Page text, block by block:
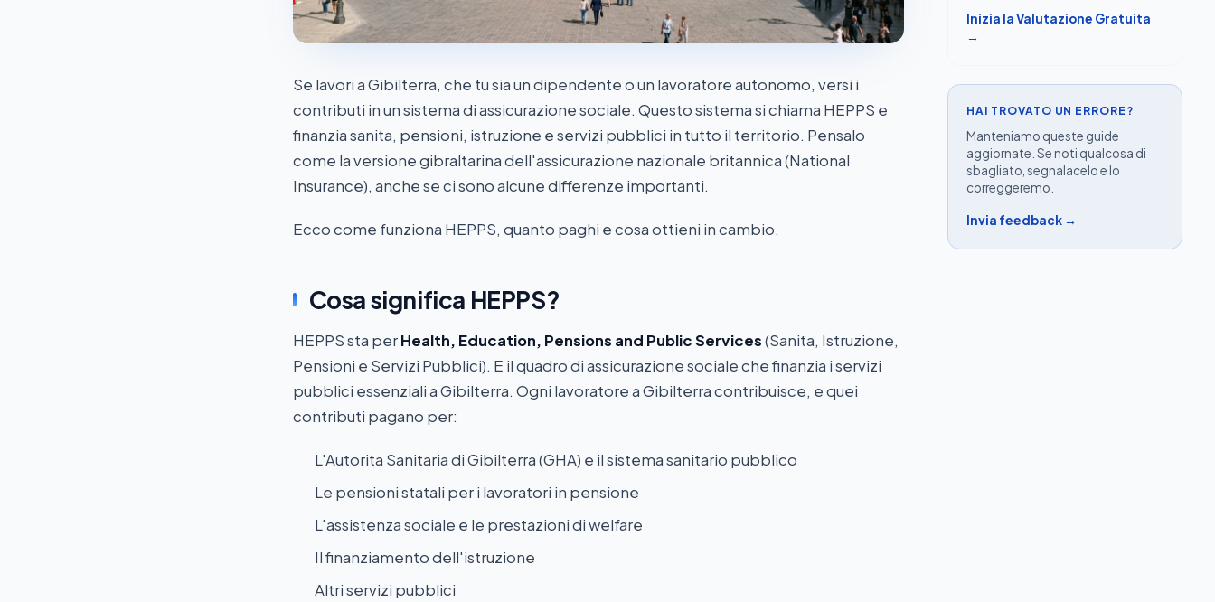
Se lavori a Gibilterra, che tu sia un dipendente o un lavoratore autonomo, versi i
contributi in un sistema di assicurazione sociale. Questo sistema si chiama HEPPS e
finanzia sanita, pensioni, istruzione e servizi pubblici in tutto il territorio. Pensalo
come la versione gibraltarina dell'assicurazione nazionale britannica (National
Insurance), anche se ci sono alcune differenze importanti.
Ecco come funziona HEPPS, quanto paghi e cosa ottieni in cambio.
Cosa significa HEPPS?
HEPPS sta perHealth, Education, Pensions and Public Services(Sanita, Istruzione,
Pensioni e Servizi Pubblici). E il quadro di assicurazione sociale che finanzia i servizi
pubblici essenziali a Gibilterra. Ogni lavoratore a Gibilterra contribuisce, e quei
contributi pagano per:
L'Autorita Sanitaria di Gibilterra (GHA) e il sistema sanitario pubblico
Le pensioni statali per i lavoratori in pensione
L'assistenza sociale e le prestazioni di welfare
Il finanziamento dell'istruzione
Altri servizi pubblici
Inizia la Valutazione Gratuita
→
HAI TROVATO UN ERRORE?
Manteniamo queste guide
aggiornate. Se noti qualcosa di
sbagliato, segnalacelo e lo
correggeremo.
Invia feedback →